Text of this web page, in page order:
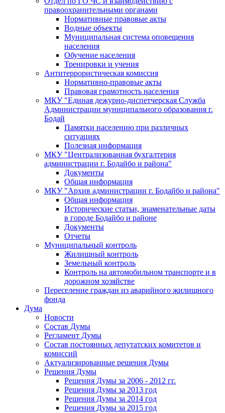
правоохранительными органами
Нормативные правовые акты
Водные объекты
Муниципальная система оповещения
населения
Обучение населения
Тренировки и учения
Антитеррористическая комиссия
Нормативно-правовые акты
Правовая грамотность населения
МКУ "Единая дежурно-диспетчерская Служба
Администрации муниципального образования г.
Бодай
Памятки населению при различных
ситуациях
Полезная информация
МКУ "Централизованная бухгалтерия
администрации г. Бодайбо и района"
Документы
Общая информация
МКУ "Архив администрации г. Бодайбо и района"
Общая информация
Исторические статьи, знаменательные даты
в городе Бодайбо и районе
Документы
Отчеты
Муниципальный контроль
Жилищный контроль
Земельный контроль
Контроль на автомобильном транспорте и в
дорожном хозяйстве
Переселение граждан из аварийного жилищного
фонда
Дума
Новости
Состав Думы
Регламент Думы
Состав постоянных депутатских комитетов и
комиссий
Актуализированные решения Думы
Решения Думы
Решения Думы за 2006 - 2012 гг.
Решения Думы за 2013 год
Решения Думы за 2014 год
Решения Думы за 2015 год